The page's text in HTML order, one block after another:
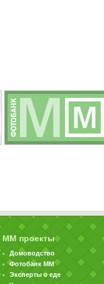
ММ проекты
Домоводство
Фотобанк ММ
Эксперты о еде